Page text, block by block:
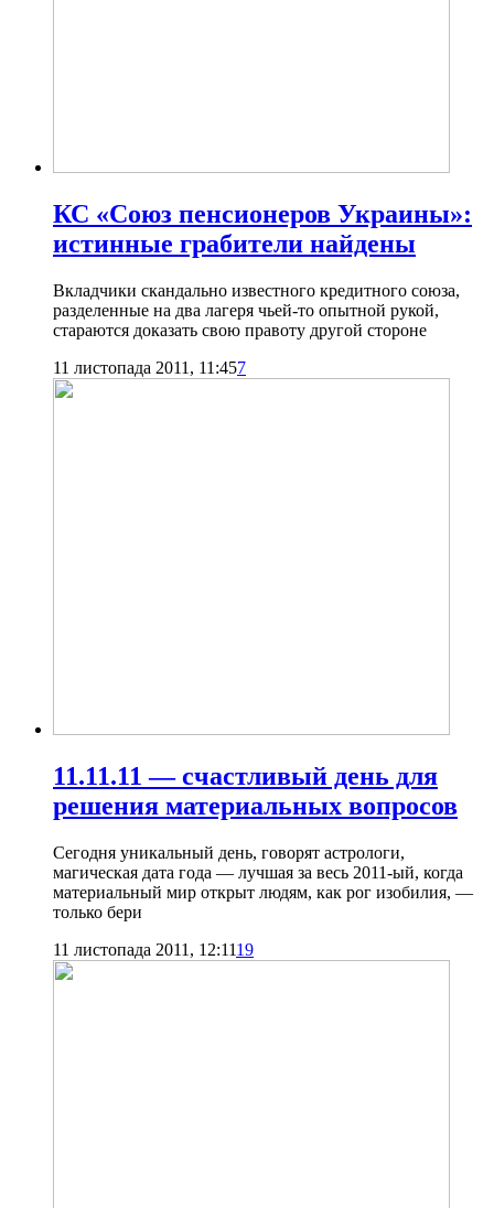
КС «Союз пенсионеров Украины»:
истинные грабители найдены
Вкладчики скандально известного кредитного союза,
разделенные на два лагеря чьей-то опытной рукой,
стараются доказать свою правоту другой стороне
11 листопада 2011, 11:457
11.11.11 — счастливый день для
решения материальных вопросов
Сегодня уникальный день, говорят астрологи,
магическая дата года — лучшая за весь 2011-ый, когда
материальный мир открыт людям, как рог изобилия, —
только бери
11 листопада 2011, 12:1119